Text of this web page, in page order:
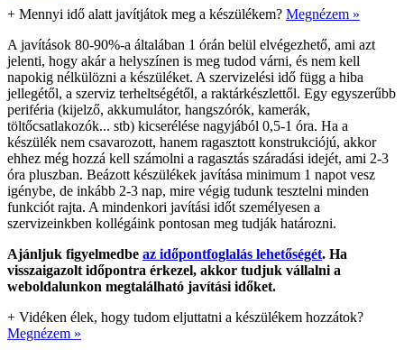
+ Mennyi idő alatt javítjátok meg a készülékem? Megnézem »
A javítások 80-90%-a általában 1 órán belül elvégezhető, ami azt
jelenti, hogy akár a helyszínen is meg tudod várni, és nem kell
napokig nélkülözni a készüléket. A szervizelési idő függ a hiba
jellegétől, a szerviz terheltségétől, a raktárkészlettől. Egy egyszerűbb
periféria (kijelző, akkumulátor, hangszórók, kamerák,
töltőcsatlakozók... stb) kicserélése nagyjából 0,5-1 óra. Ha a
készülék nem csavarozott, hanem ragasztott konstrukciójú, akkor
ehhez még hozzá kell számolni a ragasztás száradási idejét, ami 2-3
óra pluszban. Beázott készülékek javítása minimum 1 napot vesz
igénybe, de inkább 2-3 nap, mire végig tudunk tesztelni minden
funkciót rajta. A mindenkori javítási időt személyesen a
szervizeinkben kollégáink pontosan meg tudják határozni.
Ajánljuk figyelmedbe az időpontfoglalás lehetőségét. Ha
visszaigazolt időpontra érkezel, akkor tudjuk vállalni a
weboldalunkon megtalálható javítási időket.
+ Vidéken élek, hogy tudom eljuttatni a készülékem hozzátok?
Megnézem »